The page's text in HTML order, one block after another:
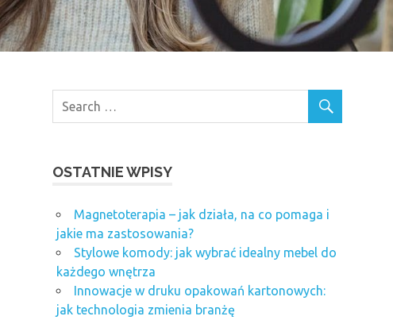
OSTATNIE WPISY
Magnetoterapia – jak działa, na co pomaga i
jakie ma zastosowania?
Stylowe komody: jak wybrać idealny mebel do
każdego wnętrza
Innowacje w druku opakowań kartonowych:
jak technologia zmienia branżę